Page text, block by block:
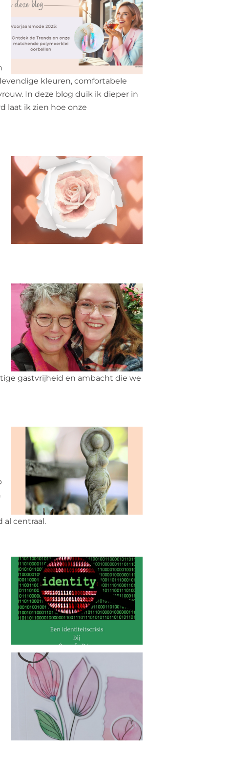
kleuren, comfortabele
In deze blog duik ik dieper in
laat ik zien hoe onze
gastvrijheid en ambacht die we
centraal.